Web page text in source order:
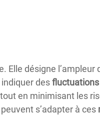
Elle désigne l’ampleur
desfluctuations
en minimisant les
s’adapter à ces